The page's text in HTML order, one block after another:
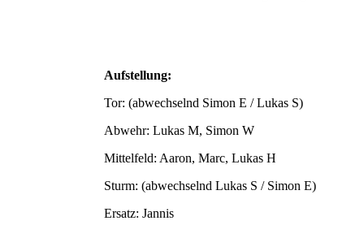
Aufstellung:
Tor: (abwechselnd Simon E / Lukas S)
Abwehr: Lukas M, Simon W
Mittelfeld: Aaron, Marc, Lukas H
Sturm: (abwechselnd Lukas S / Simon E)
Ersatz: Jannis